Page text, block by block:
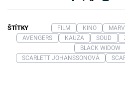
ŠTÍTKY FILM KINO
AVENGERS
KAUZA SOUD
BLACK WIDOW
SCARLETT JOHANSSONOVÁ